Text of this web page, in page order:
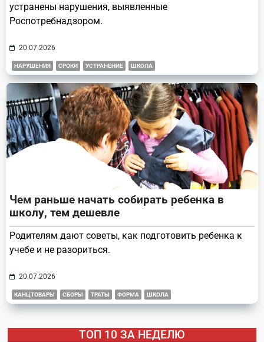
устранены нарушения, выявленные
Роспотребнадзором.
20.07.2026
НАРУШЕНИЯ СРОКИ УСТРАНЕНИЕ ШКОЛА
Чем раньше начать собирать ребенка в
школу, тем дешевле
Родителям дают советы, как подготовить ребенка к
учебе и не разориться.
20.07.2026
КАНЦТОВАРЫ СБОРЫ ТРАТЫ ФОРМА ШКОЛА
ТОП 10 ЗА НЕДЕЛЮ